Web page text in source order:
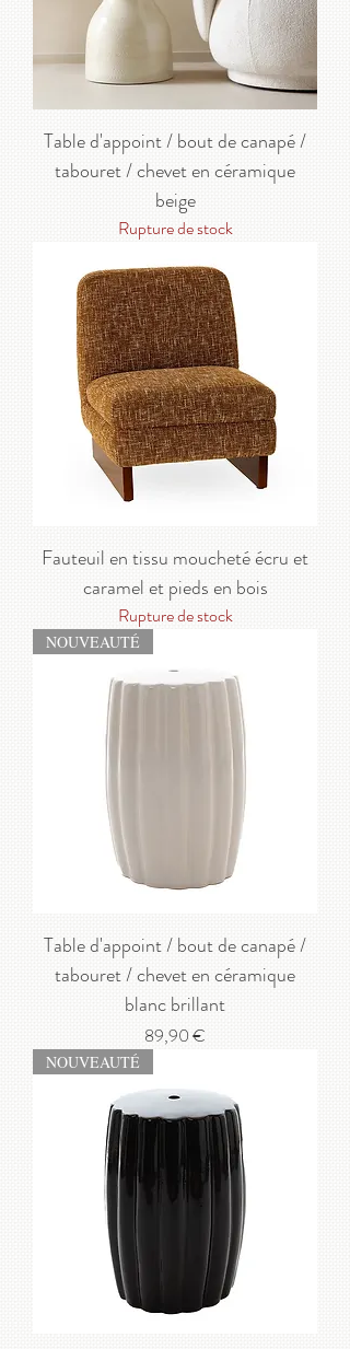
Table d'appoint / bout de canapé /
tabouret / chevet en céramique
beige
Rupture de stock
Fauteuil en tissu moucheté écru et
caramel et pieds en bois
Rupture de stock
NOUVEAUTÉ
Table d'appoint / bout de canapé /
tabouret / chevet en céramique
blanc brillant
Prix
89,90 €
NOUVEAUTÉ